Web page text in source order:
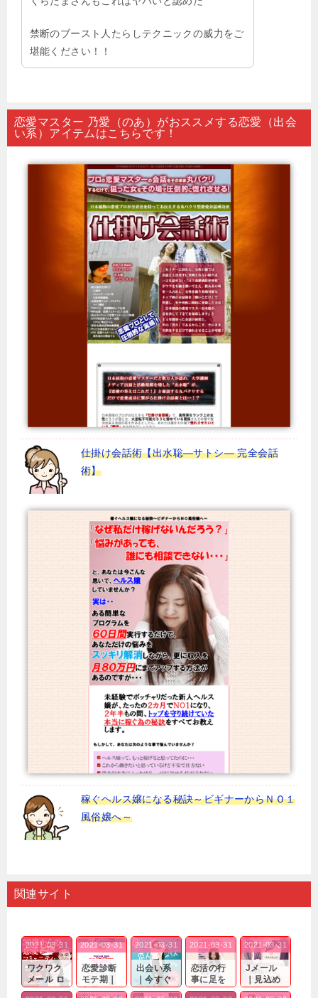
禁断のブースト人たらしテクニックの威力をご
堪能ください！！
恋愛マスター 乃愛（のあ）がおススメする恋愛（出会
い系）アイテムはこちらです！
仕掛け会話術【出水聡―サトシ― 完全会話
術】
稼ぐヘルス嬢になる秘訣～ビギナーからＮＯ１
風俗嬢へ～
関連サイト
ワクワク
メール ロ
グイン pc
2021-03-31
恋愛診断
モテ期｜
老若男女
2021-03-31
出会い系
｜今すぐ
仲良くな
2021-03-31
恋活の行
事に足を
運んでも
2021-03-31
Jメール
｜見込め
る効果が
2021-03-31